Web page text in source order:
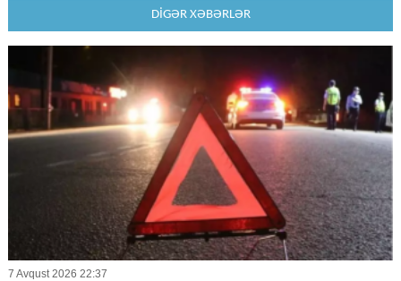
DİGƏR XƏBƏRLƏR
7 Avqust 2026 22:37